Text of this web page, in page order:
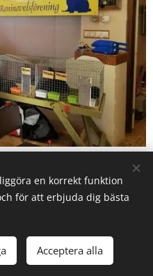
Nordström
Cookies
en korrekt funktion
för att erbjuda dig bästa
Acceptera alla